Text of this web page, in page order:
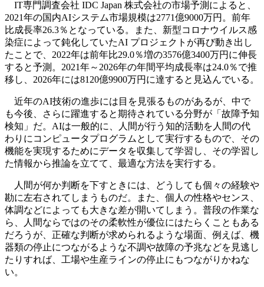
IT専門調査会社 IDC Japan 株式会社の市場予測によると、
2021年の国内AIシステム市場規模は2771億9000万円。前年
比成長率26.3％となっている。また、新型コロナウイルス感
染症によって鈍化していたAI プロジェクトが再び動き出し
たことで、2022年は前年比29.0％増の3576億3400万円に伸長
すると予測。2021年～2026年の年間平均成長率は24.0％で推
移し、2026年には8120億9900万円に達すると見込んでいる。
近年のAI技術の進歩には目を見張るものがあるが、中で
も今後、さらに躍進すると期待されている分野が「故障予知
検知」だ。AIは一般的に、人間が行う知的活動を人間の代
わりにコンピュータプログラムとして実行するもので、その
機能を実現するためにデータを収集して学習し、その学習し
た情報から推論を立てて、最適な方法を実行する。
人間が何か判断を下すときには、どうしても個々の経験や
勘に左右されてしまうものだ。また、個人の性格やセンス、
体調などによっても大きな差が開いてしまう。普段の作業な
ら、人間ならではのその柔軟性が優位にはたらくこともある
だろうが、正確な判断が求められるような場面、例えば、機
器類の停止につながるような不調や故障の予兆などを見逃し
たりすれば、工場や生産ラインの停止にもつながりかねな
い。